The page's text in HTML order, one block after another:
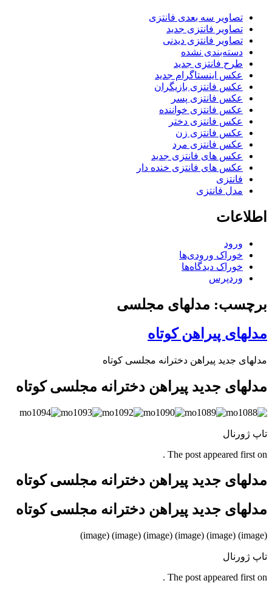
تصاویر سه بعدی فانتزی
تصاویر فانتزی جدید
تصاویر فانتزی دیدنی
دسته‌بندی نشده
طرح فانتزی جدید
عکس اینستاگرام جدید
عکس فانتزی بازیگران
عکس فانتزی پسر
عکس فانتزی خواننده
عکس فانتزی دختر
عکس فانتزی زن
عکس فانتزی مرد
عکس های فانتزی جدید
عکس های فانتزی خنده دار
فانتزی
مدل فانتزی
اطلاعات
ورود
خوراک ورودی‌ها
خوراک دیدگاه‌ها
وردپرس
برچسب: مدلهای مجلسی
مدلهای پیراهن کوتاه
مدلهای جدید پیراهن دخترانه مجلسی کوتاه
مدلهای جدید پیراهن دخترانه مجلسی کوتاه
تاپ ژورنال
The post appeared first on .
مدلهای جدید پیراهن دخترانه مجلسی کوتاه
مدلهای جدید پیراهن دخترانه مجلسی کوتاه
(image) (image) (image) (image) (image) (image)
تاپ ژورنال
The post appeared first on .